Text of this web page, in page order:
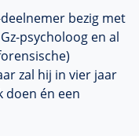
bezig met
psycholoog en al
zal hij in vier jaar
doen én een